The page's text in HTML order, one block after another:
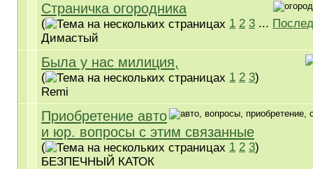
Страничка огородника
( 1 2 3 ...
Димастый
Была у нас милиция,
( 1 2 3)
Remi
Приобретение авто
и юр. вопросы с этим связанные
( 1 2 3)
БЕЗПЕЧНЫЙ КАТОК